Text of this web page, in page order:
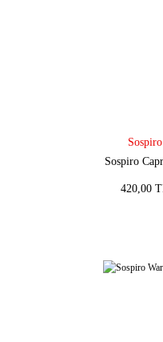
Sospiro
Sospiro
420,00